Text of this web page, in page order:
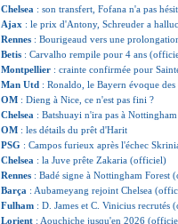
Chelsea : son transfert, Fofana n'a pas
Ajax : le prix d'Antony, Schreuder a
Rennes : Bourigeaud vers une
Betis : Carvalho rempile pour 4 ans
Montpellier : crainte confirmée pour
Man Utd : Ronaldo, le Bayern évoque des
OM : Dieng à Nice, ce n'est pas fini ?
Chelsea : Batshuayi n'ira pas à Nottingham
OM : les détails du prêt d'Harit
PSG : Campos furieux après l'échec
Chelsea : la Juve prête Zakaria (officiel)
Rennes : Badé signe à Nottingham Forest
Barça : Aubameyang rejoint Chelsea
Fulham : D. James et C. Vinicius recrutés
Lorient : Aouchiche jusqu'en 2026